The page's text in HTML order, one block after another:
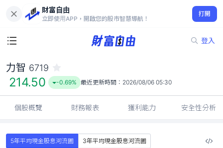
財富自由
立即使用APP，開啟您的股市智慧導航！
打開
登入
214.50
-0.69%
力智 6719
214.50 -0.69% 最近更新時間： 2026/08/06 05:30
個股概覽 財務報表 獲利能力 安全性分析
5年平均現金股息河流圖
3年平均現金股息河流圖